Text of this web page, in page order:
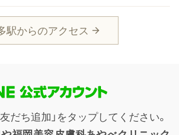
駅からのアクセス
だち追加」をタップしてください。